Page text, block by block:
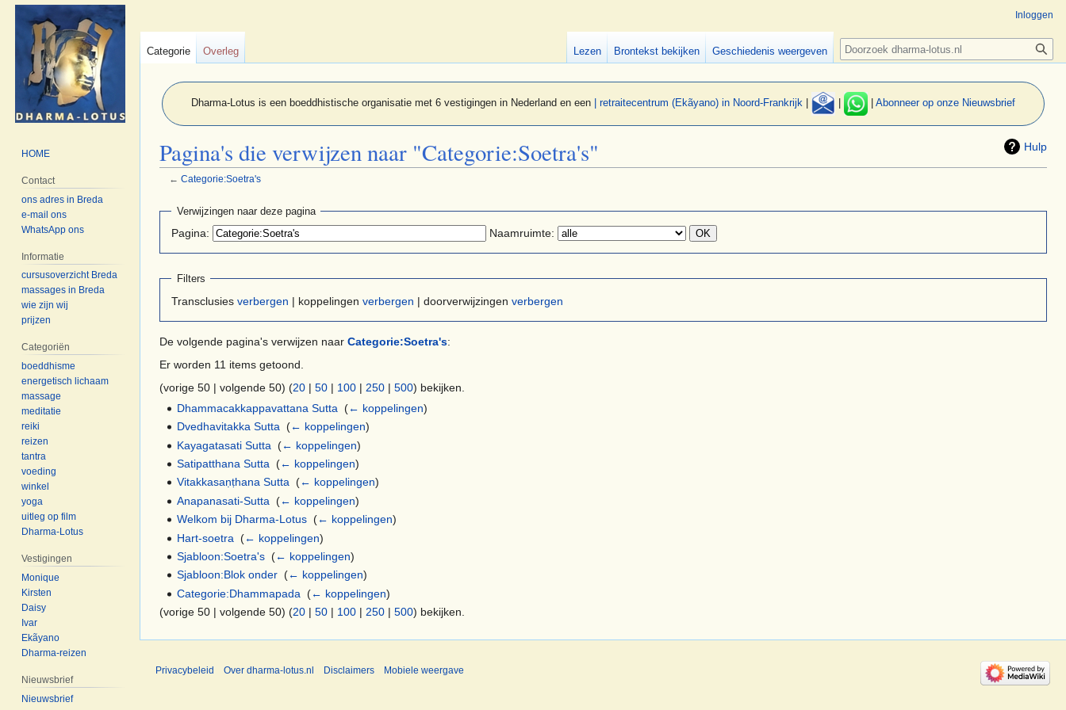
Dharma-Lotus is een boeddhistische organisatie met 6 vestigingen in Nederland en een | retraitecentrum (Ekãyano) in Noord-Frankrijk Abonneer op onze Nieuwsbrief
Hulp
Pagina's die verwijzen naar "Categorie:Soetra's"
← Categorie:Soetra's
Naar
springen
Naar
springen
Verwijzingen naar deze pagina
Pagina: Naamruimte:
Filters
Transclusies verbergen | koppelingen verbergen | doorverwijzingen verbergen
De volgende pagina's verwijzen naar Categorie:Soetra's:
Er worden 11 items getoond.
(vorige 50 | volgende 50) (20 | 50 | 100 | 250 | 500) bekijken.
Dhammacakkappavattana Sutta ‎(← koppelingen)
Dvedhavitakka Sutta ‎(← koppelingen)
Kayagatasati Sutta ‎(← koppelingen)
Satipatthana Sutta ‎(← koppelingen)
Vitakkasaṇṭhana Sutta ‎(← koppelingen)
Anapanasati-Sutta ‎(← koppelingen)
Welkom bij Dharma-Lotus ‎(← koppelingen)
Hart-soetra ‎(← koppelingen)
Sjabloon:Soetra's ‎(← koppelingen)
Sjabloon:Blok onder ‎(← koppelingen)
Categorie:Dhammapada ‎(← koppelingen)
(vorige 50 | volgende 50) (20 | 50 | 100 | 250 | 500) bekijken.
Inloggen
Categorie Overleg Lezen Brontekst bekijken Geschiedenis weergeven Zoeken
HOME
Contact
ons adres in Breda
e-mail ons
WhatsApp ons
Informatie
cursusoverzicht Breda
massages in Breda
wie zijn wij
prijzen
Categoriën
boeddhisme
energetisch lichaam
massage
meditatie
reiki
reizen
tantra
voeding
winkel
yoga
uitleg op film
Dharma-Lotus
Vestigingen
Monique
Kirsten
Daisy
Ivar
Ekãyano
Dharma-reizen
Nieuwsbrief
Nieuwsbrief
Privacybeleid Over dharma-lotus.nl Disclaimers Mobiele weergave